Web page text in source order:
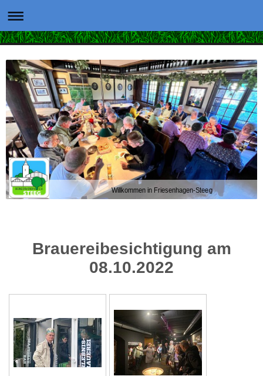
Willkommen in Friesenhagen-Steeg
Brauereibesichtigung am
08.10.2022